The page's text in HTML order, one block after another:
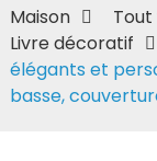
Maison
Livre décoratif
élégants et
basse,